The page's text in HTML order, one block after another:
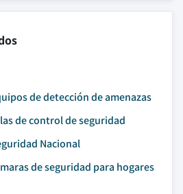
de detección de amenazas
de control de seguridad
Nacional
de seguridad para hogares